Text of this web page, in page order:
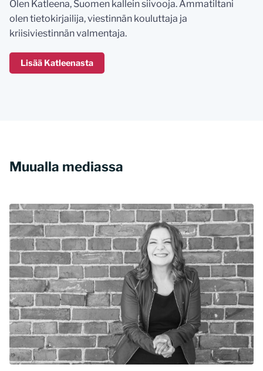
Olen Katleena, Suomen kallein siivooja. Ammatiltani
olen tietokirjailija, viestinnän kouluttaja ja
kriisiviestinnän valmentaja.
Lisää Katleenasta
Muualla mediassa